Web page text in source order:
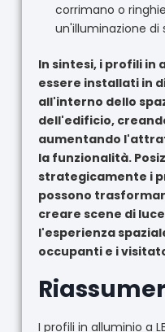
corrimano o
un'illuminazione di
In sintesi, i profili in
essere installati in
all'interno dello
dell'edificio,
aumentando
la funzionalità.
strategicamente i
possono
creare scene di
l'esperienza
occupanti e i
I profili in alluminio a